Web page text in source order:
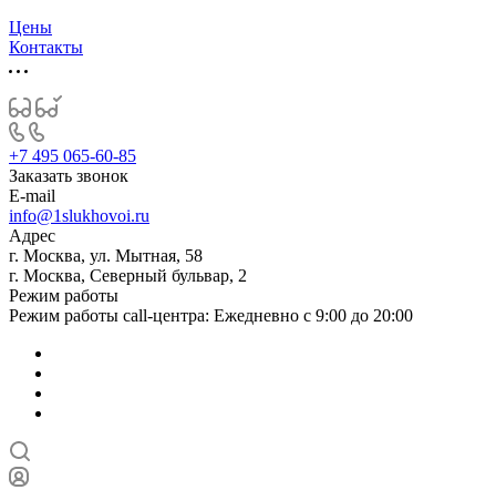
Цены
Контакты
+7 495 065-60-85
Заказать звонок
E-mail
info@1slukhovoi.ru
Адрес
г. Москва, ул. Мытная, 58
г. Москва, Северный бульвар, 2
Режим работы
Режим работы call-центра: Ежедневно с 9:00 до 20:00